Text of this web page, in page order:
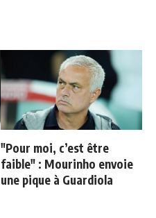
"Pour moi, c’est être
faible" : Mourinho envoie
une pique à Guardiola